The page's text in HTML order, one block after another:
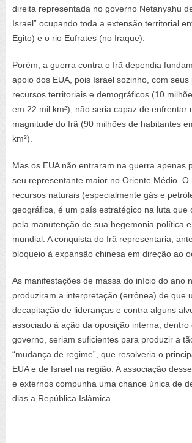
direita representada no governo Netanyahu
Israel” ocupando toda a extensão territorial
Egito) e o rio Eufrates (no Iraque).
Porém, a guerra contra o Irã dependia
apoio dos EUA, pois Israel sozinho, com seus
recursos territoriais e demográficos (10
em 22 mil km²), não seria capaz de enfrentar
magnitude do Irã (90 milhões de habitantes
km²).
Mas os EUA não entraram na guerra apenas
seu representante maior no Oriente Médio. O
recursos naturais (especialmente gás e
geográfica, é um país estratégico na luta que
pela manutenção de sua hegemonia política
mundial. A conquista do Irã representaria,
bloqueio à expansão chinesa em direção ao
As manifestações de massa do início do ano
produziram a interpretação (errônea) de que
decapitação de lideranças e contra alguns
associado à ação da oposição interna, dentro
governo, seriam suficientes para produzir a
“mudança de regime”, que resolveria o
EUA e de Israel na região. A associação
e externos compunha uma chance única de
dias a República Islâmica.